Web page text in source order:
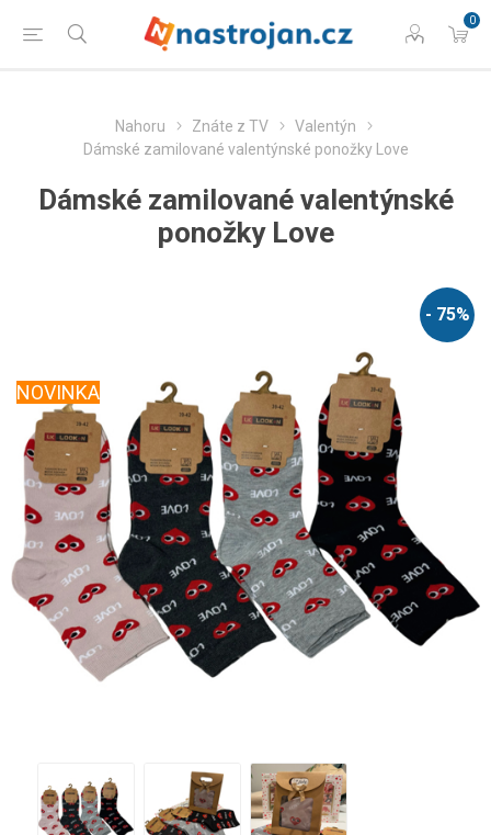
0
Nahoru Znáte z TV
Valentýn
Dámské zamilované valentýnské ponožky Love
Dámské zamilované valentýnské
ponožky Love
- 75%
NOVINKA